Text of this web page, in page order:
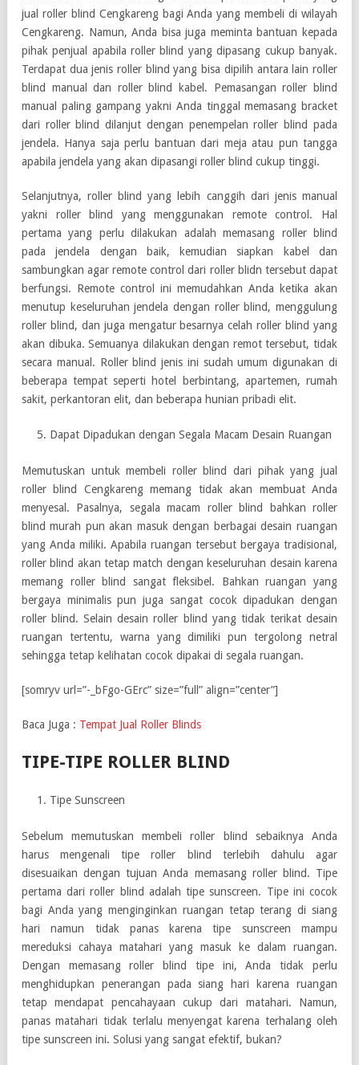
jual roller blind Cengkareng bagi Anda yang membeli di wilayah
Cengkareng. Namun, Anda bisa juga meminta bantuan kepada
pihak penjual apabila roller blind yang dipasang cukup banyak.
Terdapat dua jenis roller blind yang bisa dipilih antara lain roller
blind manual dan roller blind kabel. Pemasangan roller blind
manual paling gampang yakni Anda tinggal memasang bracket
dari roller blind dilanjut dengan penempelan roller blind pada
jendela. Hanya saja perlu bantuan dari meja atau pun tangga
apabila jendela yang akan dipasangi roller blind cukup tinggi.
Selanjutnya, roller blind yang lebih canggih dari jenis manual
yakni roller blind yang menggunakan remote control. Hal
pertama yang perlu dilakukan adalah memasang roller blind
pada jendela dengan baik, kemudian siapkan kabel dan
sambungkan agar remote control dari roller blidn tersebut dapat
berfungsi. Remote control ini memudahkan Anda ketika akan
menutup keseluruhan jendela dengan roller blind, menggulung
roller blind, dan juga mengatur besarnya celah roller blind yang
akan dibuka. Semuanya dilakukan dengan remot tersebut, tidak
secara manual. Roller blind jenis ini sudah umum digunakan di
beberapa tempat seperti hotel berbintang, apartemen, rumah
sakit, perkantoran elit, dan beberapa hunian pribadi elit.
Dapat Dipadukan dengan Segala Macam Desain Ruangan
Memutuskan untuk membeli roller blind dari pihak yang jual
roller blind Cengkareng memang tidak akan membuat Anda
menyesal. Pasalnya, segala macam roller blind bahkan roller
blind murah pun akan masuk dengan berbagai desain ruangan
yang Anda miliki. Apabila ruangan tersebut bergaya tradisional,
roller blind akan tetap match dengan keseluruhan desain karena
memang roller blind sangat fleksibel. Bahkan ruangan yang
bergaya minimalis pun juga sangat cocok dipadukan dengan
roller blind. Selain desain roller blind yang tidak terikat desain
ruangan tertentu, warna yang dimiliki pun tergolong netral
sehingga tetap kelihatan cocok dipakai di segala ruangan.
[somryv url=”-_bFgo-GErc” size=”full” align=”center”]
Baca Juga : Tempat Jual Roller Blinds
TIPE-TIPE ROLLER BLIND
Tipe Sunscreen
Sebelum memutuskan membeli roller blind sebaiknya Anda
harus mengenali tipe roller blind terlebih dahulu agar
disesuaikan dengan tujuan Anda memasang roller blind. Tipe
pertama dari roller blind adalah tipe sunscreen. Tipe ini cocok
bagi Anda yang menginginkan ruangan tetap terang di siang
hari namun tidak panas karena tipe sunscreen mampu
mereduksi cahaya matahari yang masuk ke dalam ruangan.
Dengan memasang roller blind tipe ini, Anda tidak perlu
menghidupkan penerangan pada siang hari karena ruangan
tetap mendapat pencahayaan cukup dari matahari. Namun,
panas matahari tidak terlalu menyengat karena terhalang oleh
tipe sunscreen ini. Solusi yang sangat efektif, bukan?